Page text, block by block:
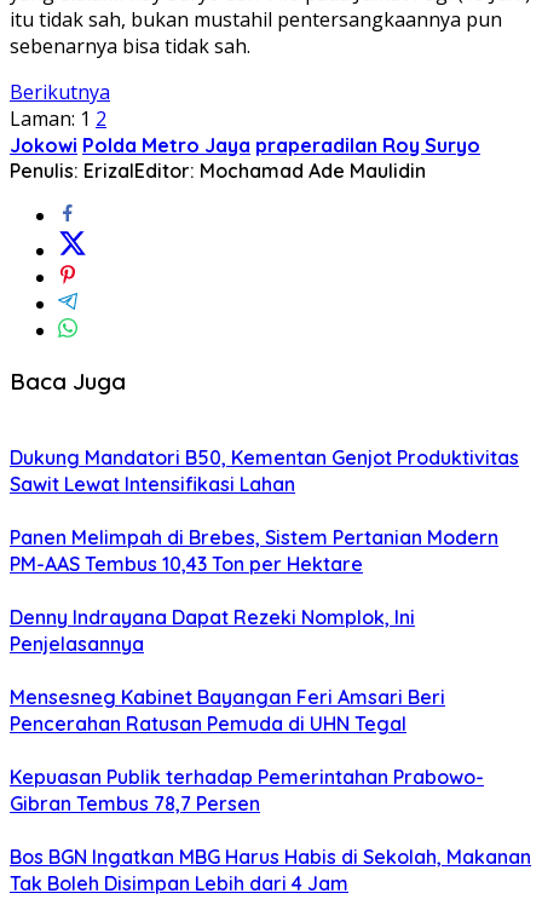
itu tidak sah, bukan mustahil pentersangkaannya pun
sebenarnya bisa tidak sah.
Berikutnya
Laman: 1 2
Jokowi Polda Metro Jaya praperadilan Roy Suryo
Penulis: ErizalEditor: Mochamad Ade Maulidin
Baca Juga
Dukung Mandatori B50, Kementan Genjot Produktivitas
Sawit Lewat Intensifikasi Lahan
Panen Melimpah di Brebes, Sistem Pertanian Modern
PM-AAS Tembus 10,43 Ton per Hektare
Denny Indrayana Dapat Rezeki Nomplok, Ini
Penjelasannya
Mensesneg Kabinet Bayangan Feri Amsari Beri
Pencerahan Ratusan Pemuda di UHN Tegal
Kepuasan Publik terhadap Pemerintahan Prabowo-
Gibran Tembus 78,7 Persen
Bos BGN Ingatkan MBG Harus Habis di Sekolah, Makanan
Tak Boleh Disimpan Lebih dari 4 Jam